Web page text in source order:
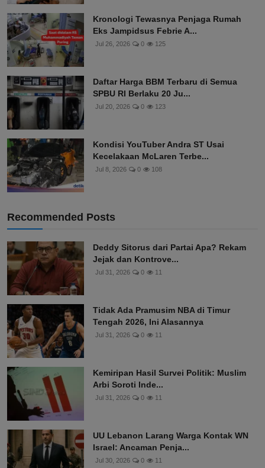
Kronologi Tewasnya Penjaga Rumah
Eks Jampidsus Febrie A...
Jul 26, 2026 0 125
Daftar Harga BBM Terbaru di Semua
SPBU RI Berlaku 20 Ju...
Jul 20, 2026 0 123
Kondisi YouTuber Andra ST Usai
Kecelakaan McLaren Terbe...
Jul 8, 2026 0 108
Recommended Posts
Deddy Sitorus dari Partai Apa? Rekam
Jejak dan Kontrove...
Jul 31, 2026 0 11
Tidak Ada Pramusim NBA di Timur
Tengah 2026, Ini Alasannya
Jul 31, 2026 0 11
Kemiripan Hasil Survei Politik: Muslim
Arbi Soroti Inde...
Jul 31, 2026 0 11
UU Lebanon Larang Warga Kontak WN
Israel: Ancaman Penja...
Jul 30, 2026 0 11